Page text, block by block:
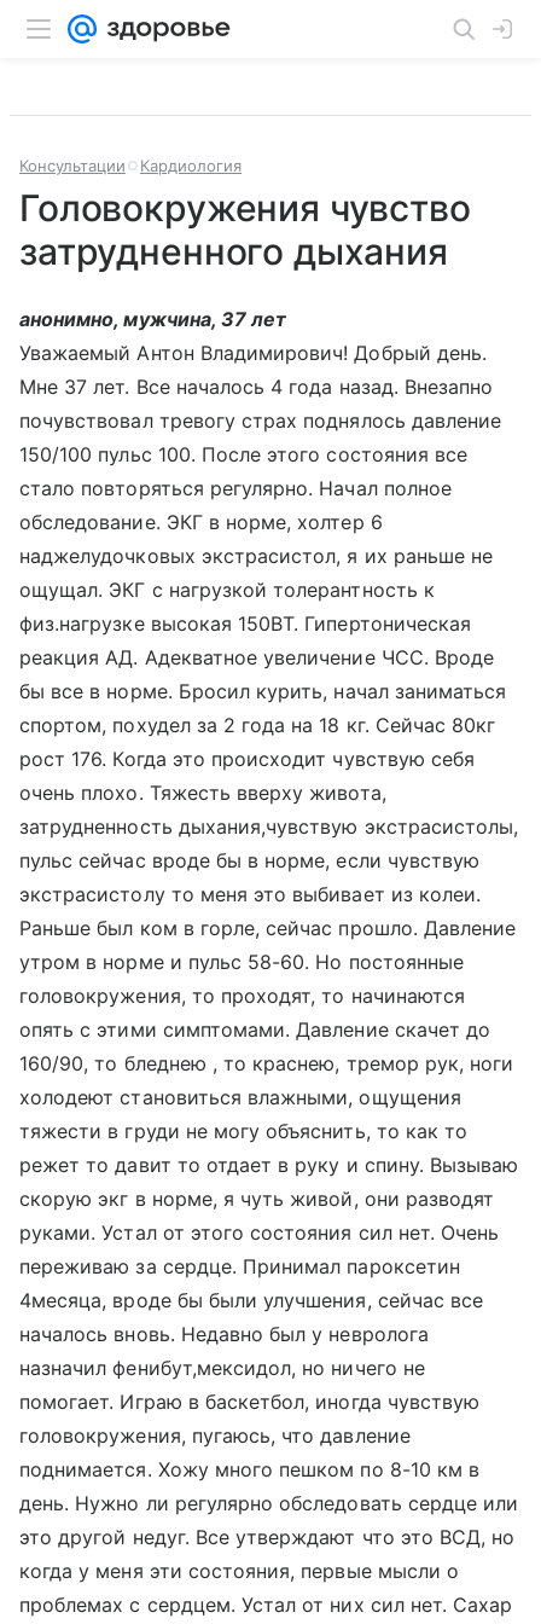
Консультации Кардиология
Головокружения чувство
затрудненного дыхания
анонимно, мужчина, 37 лет
Уважаемый Антон Владимирович! Добрый день.
Мне 37 лет. Все началось 4 года назад. Внезапно
почувствовал тревогу страх поднялось давление
150/100 пульс 100. После этого состояния все
стало повторяться регулярно. Начал полное
обследование. ЭКГ в норме, холтер 6
наджелудочковых экстрасистол, я их раньше не
ощущал. ЭКГ с нагрузкой толерантность к
физ.нагрузке высокая 150ВТ. Гипертоническая
реакция АД. Адекватное увеличение ЧСС. Вроде
бы все в норме. Бросил курить, начал заниматься
спортом, похудел за 2 года на 18 кг. Сейчас 80кг
рост 176. Когда это происходит чувствую себя
очень плохо. Тяжесть вверху живота,
затрудненность дыхания,чувствую экстрасистолы,
пульс сейчас вроде бы в норме, если чувствую
экстрасистолу то меня это выбивает из колеи.
Раньше был ком в горле, сейчас прошло. Давление
утром в норме и пульс 58-60. Но постоянные
головокружения, то проходят, то начинаются
опять с этими симптомами. Давление скачет до
160/90, то бледнею , то краснею, тремор рук, ноги
холодеют становиться влажными, ощущения
тяжести в груди не могу объяснить, то как то
режет то давит то отдает в руку и спину. Вызываю
скорую экг в норме, я чуть живой, они разводят
руками. Устал от этого состояния сил нет. Очень
переживаю за сердце. Принимал пароксетин
4месяца, вроде бы были улучшения, сейчас все
началось вновь. Недавно был у невролога
назначил фенибут,мексидол, но ничего не
помогает. Играю в баскетбол, иногда чувствую
головокружения, пугаюсь, что давление
поднимается. Хожу много пешком по 8-10 км в
день. Нужно ли регулярно обследовать сердце или
это другой недуг. Все утверждают что это ВСД, но
когда у меня эти состояния, первые мысли о
проблемах с сердцем. Устал от них сил нет. Сахар